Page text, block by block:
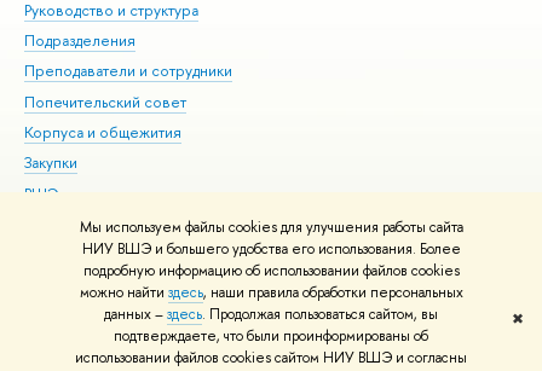
Мы используем файлы cookies для улучшения работы сайта
НИУ ВШЭ и большего удобства его использования. Более
подробную информацию об использовании файлов cookies
можно найти здесь, наши правила обработки персональных
данных –здесь. Продолжая пользоваться сайтом, вы
подтверждаете, что были проинформированы об
использовании файлов cookies сайтом НИУ ВШЭ и согласны
✖
Руководство и структура
Подразделения
Преподаватели и сотрудники
Попечительский совет
Корпуса и общежития
Закупки
ВШЭ для студентов с ограниченными возможностями
здоровья и инвалидностью
Версия для слабовидящих
Единая платежная страница
© НИУ ВШЭ 1993–2026 Адреса и контакты Условия использования